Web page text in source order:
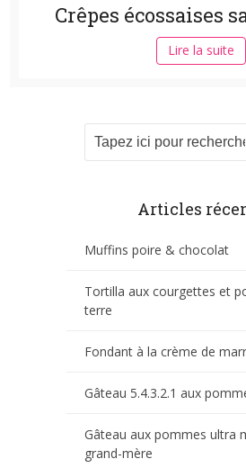
Crêpes écossaises
Lire la suite
Articles
Muffins poire & chocolat
Tortilla aux courgettes et
terre
Fondant à la crème de
Gâteau 5.4.3.2.1 aux
Gâteau aux pommes ultra
grand-mère